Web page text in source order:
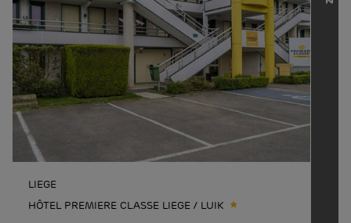
LIEGE
HÔTEL PREMIERE CLASSE LIEGE / LUIK